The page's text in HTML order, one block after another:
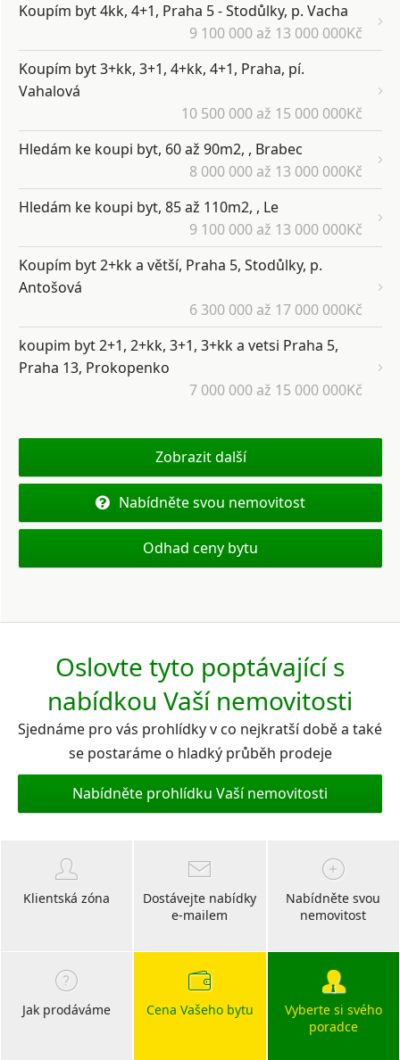
Koupím byt 4kk, 4+1, Praha 5 - Stodůlky, p. Vacha
9 100 000 až 13 000 000Kč
Koupím byt 3+kk, 3+1, 4+kk, 4+1, Praha, pí.
Vahalová
10 500 000 až 15 000 000Kč
Hledám ke koupi byt, 60 až 90m2, , Brabec
8 000 000 až 13 000 000Kč
Hledám ke koupi byt, 85 až 110m2, , Le
9 100 000 až 13 000 000Kč
Koupím byt 2+kk a větší, Praha 5, Stodůlky, p.
Antošová
6 300 000 až 17 000 000Kč
koupim byt 2+1, 2+kk, 3+1, 3+kk a vetsi Praha 5,
Praha 13, Prokopenko
7 000 000 až 15 000 000Kč
Zobrazit další
Nabídněte svou nemovitost
Odhad ceny bytu
Oslovte tyto poptávající s
nabídkou Vaší nemovitosti
Sjednáme pro vás prohlídky v co nejkratší době a také
se postaráme o hladký průběh prodeje
Nabídněte prohlídku Vaší nemovitosti
Klientská zóna
Dostávejte nabídky
e-mailem
Nabídněte svou
nemovitost
Jak prodáváme Cena Vašeho bytu
Vyberte si svého
poradce